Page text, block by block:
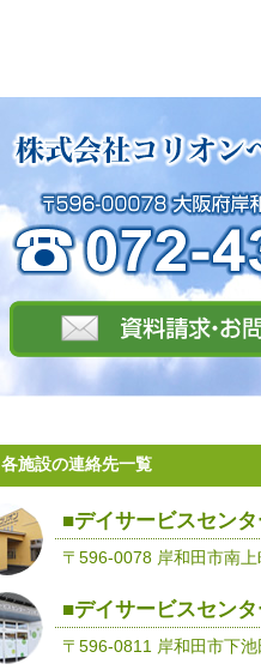
各施設の連絡先一覧
■デイサービスセン
〒596-0078 岸和田市南
■デイサービスセン
〒596-0811 岸和田市下